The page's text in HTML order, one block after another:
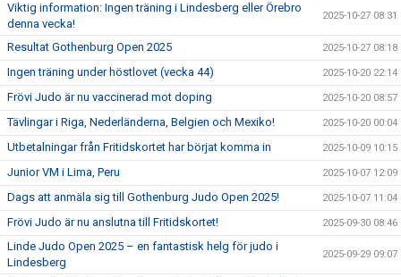
Viktig information: Ingen träning i Lindesberg eller Örebro
denna vecka!
2025-10-27 08:31
Resultat Gothenburg Open 2025 2025-10-27 08:18
Ingen träning under höstlovet (vecka 44) 2025-10-20 22:14
Frövi Judo är nu vaccinerad mot doping 2025-10-20 08:57
Tävlingar i Riga, Nederländerna, Belgien och Mexiko! 2025-10-20 00:04
Utbetalningar från Fritidskortet har börjat komma in 2025-10-09 10:15
Junior VM i Lima, Peru 2025-10-07 12:09
Dags att anmäla sig till Gothenburg Judo Open 2025! 2025-10-07 11:04
Frövi Judo är nu anslutna till Fritidskortet! 2025-09-30 08:46
Linde Judo Open 2025 – en fantastisk helg för judo i
Lindesberg
2025-09-29 09:07